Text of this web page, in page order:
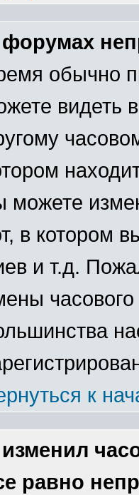
обычно
видеть
можете
в котором
и т.д.
к
равно